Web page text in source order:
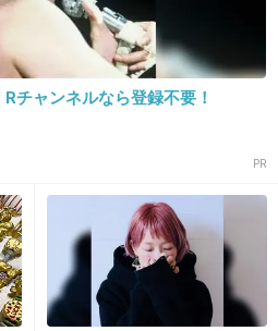
+134
るから一緒
チャンネルなら登録不要！
PR